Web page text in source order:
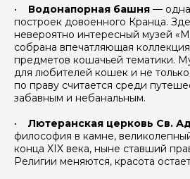
• Водонапорная башня — одна
построек довоенного Кранца.
невероятно интересный музей
собрана впечатляющая
предметов кошачьей тематики.
для любителей кошек и не
по праву считается среди
забавным и небанальным.
• Лютеранская церковь Св.
философия в камне,
конца XIX века, ныне ставший
Религии меняются, красота